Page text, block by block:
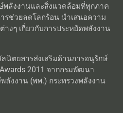
พลังงานและสิ่งแวดล้อมที่ทุกภาค
รช่วยลดโลกร้อน นำเสนอความ
างๆ เกี่ยวกับการประหยัดพลังงาน
นิตยสารส่งเสริมด้านการอนุรักษ์
2011 จากกรมพัฒนา
งงาน (พพ.) กระทรวงพลังงาน